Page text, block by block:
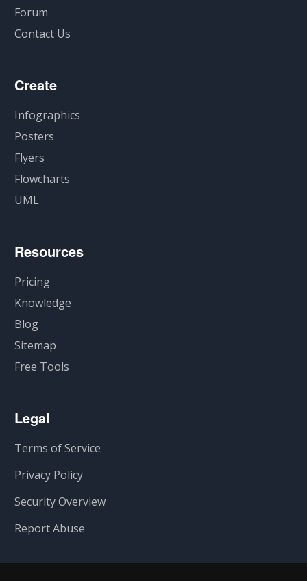
Forum
Contact Us
Create
Infographics
Posters
Flyers
Flowcharts
UML
Resources
Pricing
Knowledge
Blog
Sitemap
Free Tools
Legal
Terms of Service
Privacy Policy
Security Overview
Report Abuse